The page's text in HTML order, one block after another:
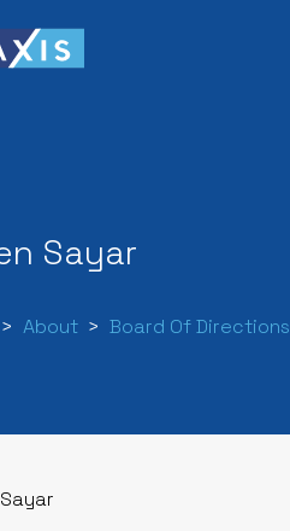
Sayar
About Board Of Directions